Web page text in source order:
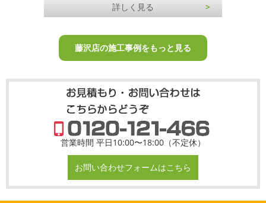
詳しく見る
藤沢店の施工事例をもっと見る
営業時間 平日10:00〜18:00（不定休）
お問い合わせフォームはこちら